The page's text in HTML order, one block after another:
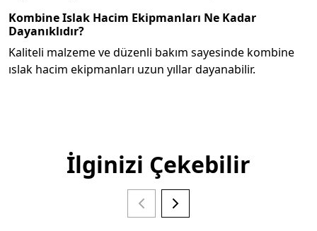
Kombine Islak Hacim Ekipmanları Ne Kadar
Dayanıklıdır?
Kaliteli malzeme ve düzenli bakım sayesinde kombine
ıslak hacim ekipmanları uzun yıllar dayanabilir.
İlginizi Çekebilir